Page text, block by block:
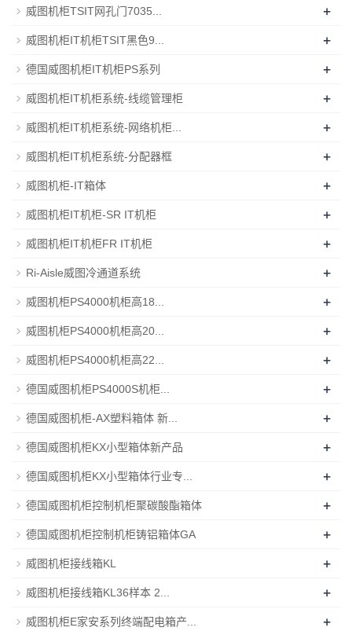
威图机柜TSIT网孔门7035... +
威图机柜IT机柜TSIT黑色9... +
德国威图机柜IT机柜PS系列 +
威图机柜IT机柜系统-线缆管理柜 +
威图机柜IT机柜系统-网络机柜... +
威图机柜IT机柜系统-分配器框 +
威图机柜-IT箱体 +
威图机柜IT机柜-SR IT机柜 +
威图机柜IT机柜FR IT机柜 +
Ri-Aisle威图冷通道系统 +
威图机柜PS4000机柜高18... +
威图机柜PS4000机柜高20... +
威图机柜PS4000机柜高22... +
德国威图机柜PS4000S机柜... +
德国威图机柜-AX塑料箱体 新... +
德国威图机柜KX小型箱体新产品 +
德国威图机柜KX小型箱体行业专... +
德国威图机柜控制机柜聚碳酸酯箱体 +
德国威图机柜控制机柜铸铝箱体GA +
威图机柜接线箱KL +
威图机柜接线箱KL36样本 2... +
威图机柜E家安系列终端配电箱产... +